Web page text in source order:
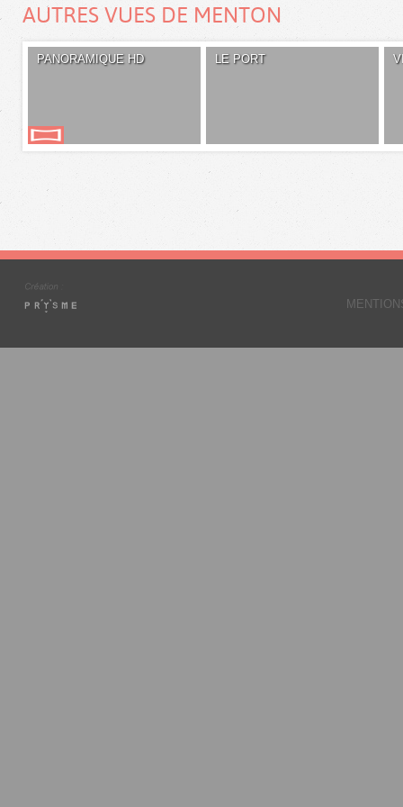
AUTRES VUES DE MENTON
PANORAMIQUE HD LE PORT